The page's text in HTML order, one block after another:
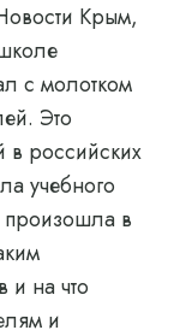
Крым,
с молотком
Это
в российских
учебного
произошла в
и на что
и